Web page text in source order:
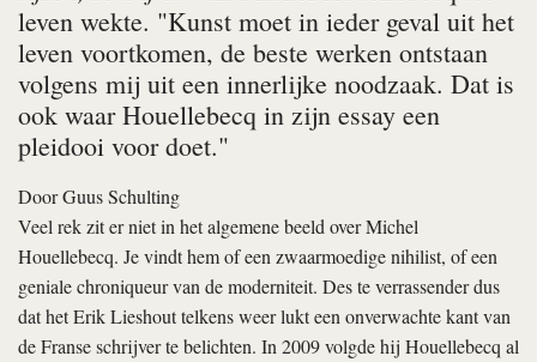
leven wekte. "Kunst moet in ieder geval uit het
leven voortkomen, de beste werken ontstaan
volgens mij uit een innerlijke noodzaak. Dat is
ook waar Houellebecq in zijn essay een
pleidooi voor doet."
DoorGuus Schulting
Veel rek zit er niet in het algemene beeld over Michel
Houellebecq. Je vindt hem of een zwaarmoedige nihilist, of een
geniale chroniqueur van de moderniteit. Des te verrassender dus
dat het Erik Lieshout telkens weer lukt een onverwachte kant van
de Franse schrijver te belichten. In 2009 volgde hij Houellebecq al